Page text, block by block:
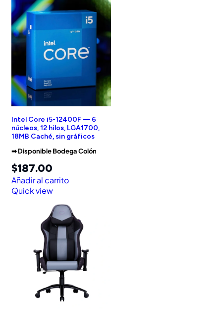
Intel Core i5-12400F — 6
núcleos, 12 hilos, LGA1700,
18MB Caché, sin gráficos
➡︎ Disponible Bodega Colón
$187.00
Añadir al carrito
Quick view